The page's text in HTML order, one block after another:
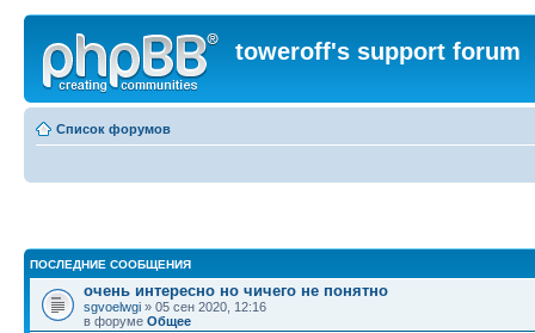
toweroff's support forum
Список форумов
ПОСЛЕДНИЕ СООБЩЕНИЯ
очень интересно но чичего не понятно
sgvoelwgi » 05 сен 2020, 12:16
в форуме Общее